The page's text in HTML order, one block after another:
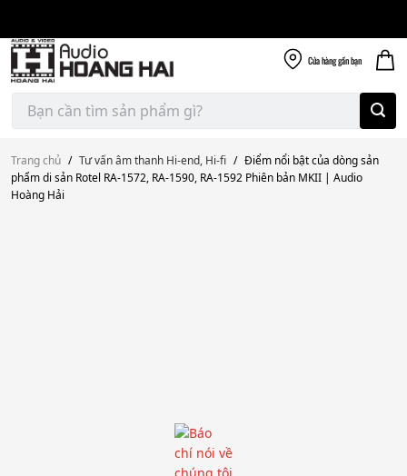
content
Cửa hànggần bạn
Tìm
kiếm:
Trang chủ / Tư vấn âm thanh Hi-end, Hi-fi / Điểm nổi bật của dòng sản
phẩm di sản Rotel RA-1572, RA-1590, RA-1592 Phiên bản MKII | Audio
Hoàng Hải